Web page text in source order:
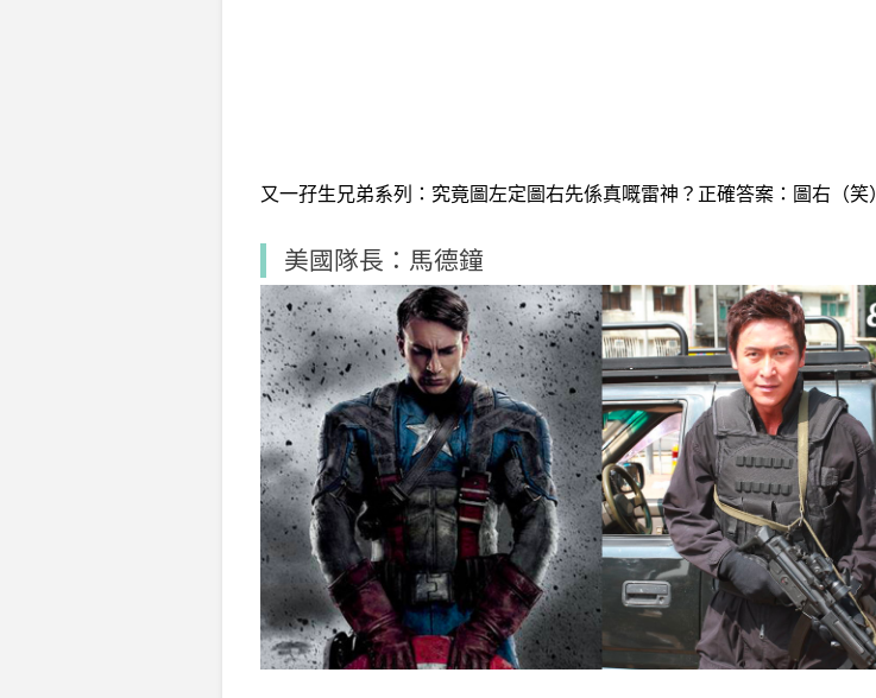
又一孖生兄弟系列：究竟圖左定圖右先係真嘅雷神？正確答案：圖右（笑）
美國隊長：馬德鐘